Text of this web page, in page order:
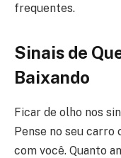
frequentes.
Sinais de
Baixando
Ficar de olho nos
Pense no seu carro
com você. Quanto